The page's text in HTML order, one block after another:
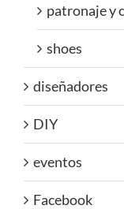
patronaje y
shoes
diseñadores
DIY
eventos
Facebook